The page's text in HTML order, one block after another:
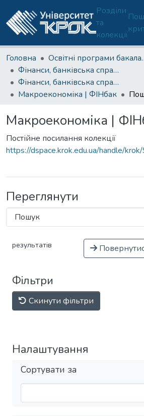
Розділи
та
колекції
Головна
Освітні
Фінанси, банківська справа, страхування та фондовий ринок (ОП 072/D2-Б)
Фінанси, банківська справа, страхування та фондовий ринок (ОП D2-Б)-2 курс
Макроекономіка | ФІНбак
Макроекономіка |
Постійне посилання колекції
https://dspace.krok.edu.ua/handle/
Переглянути
результатів
Фільтри
Скинути фільтри
Налаштування
Сортувати за